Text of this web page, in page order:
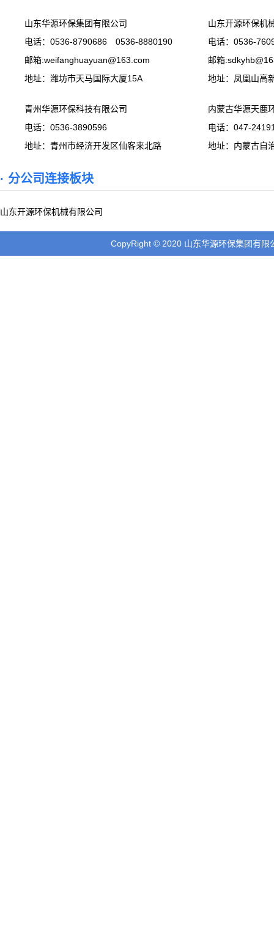
山东华源环保集团有限公司
电话：0536-8790686 0536-8880190
邮箱:weifanghuayuan@163.com
地址：潍坊市天马国际大厦15A
山东开源环保机
电话：0536-
邮箱
地址：凤凰山高
青州华源环保科技有限公司
电话：0536-3890596
地址：青州市经济开发区仙客来北路
内蒙古华源天鹿
电话：047-
地址：内蒙古自
· 分公司连接板块
山东开源环保机械有限公司
CopyRight © 2020 山东华源环保集团有